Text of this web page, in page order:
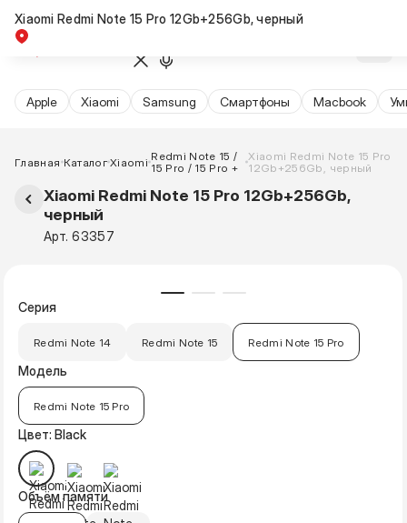
Apple Xiaomi Samsung Cмартфоны Macbook
Главная КаталогXiaomi Redmi Note 15 /
15 Pro / 15 Pro +
Xiaomi Redmi Note 15 Pro
12Gb+256Gb, черный
Xiaomi Redmi Note 15 Pro 12Gb+256Gb,
черный
Арт. 63357
Серия
Redmi Note 14 Redmi Note 15 Redmi Note 15 Pro
Модель
Redmi Note 15 Pro
Цвет: Black
Объём памяти
Xiaomi Redmi Note 15 Pro 12Gb+256Gb, черный